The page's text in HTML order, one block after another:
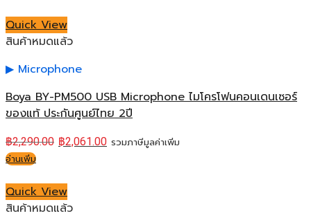
Quick View
สินค้าหมดแล้ว
Microphone
Boya BY-PM500 USB Microphone ไมโครโฟนคอนเดนเซอร์
ของแท้ ประกันศูนย์ไทย 2ปี
฿2,290.00 ฿2,061.00 รวมภาษีมูลค่าเพิ่ม
อ่านเพิ่ม
Quick View
สินค้าหมดแล้ว